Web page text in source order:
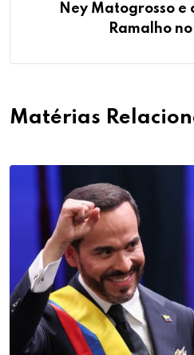
Ney Matogrosso e
Ramalho
Matérias